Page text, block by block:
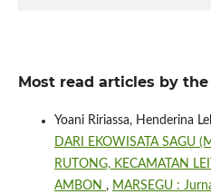
Most read articles by
Yoani Ririassa, Henderina
DARI EKOWISATA SAGU
RUTONG, KECAMATAN
AMBON , MARSEGU :